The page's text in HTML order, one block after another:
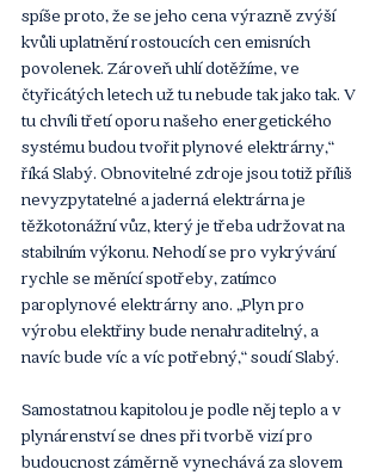
spíše proto, že se jeho cena výrazně zvýší
kvůli uplatnění rostoucích cen emisních
povolenek. Zároveň uhlí dotěžíme, ve
čtyřicátých letech už tu nebude tak jako tak. V
tu chvíli třetí oporu našeho energetického
systému budou tvořit plynové elektrárny,“
říká Slabý. Obnovitelné zdroje jsou totiž příliš
nevyzpytatelné a jaderná elektrárna je
těžkotonážní vůz, který je třeba udržovat na
stabilním výkonu. Nehodí se pro vykrývání
rychle se měnící spotřeby, zatímco
paroplynové elektrárny ano. „Plyn pro
výrobu elektřiny bude nenahraditelný, a
navíc bude víc a víc potřebný,“ soudí Slabý.
Samostatnou kapitolou je podle něj teplo a v
plynárenství se dnes při tvorbě vizí pro
budoucnost záměrně vynechává za slovem